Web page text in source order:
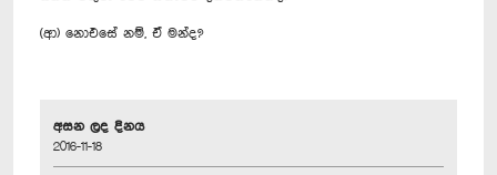
(ආ) නොඑසේ නම්, ඒ මන්ද?
අසන ලද දිනය
2016-11-18